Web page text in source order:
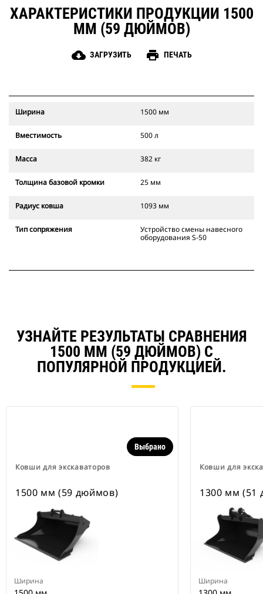
ХАРАКТЕРИСТИКИ ПРОДУКЦИИ 1500
ММ (59 ДЮЙМОВ)
cloud_download ЗАГРУЗИТЬ print ПЕЧАТЬ
Ширина 1500 мм
Вместимость 500 л
Масса 382 кг
Толщина базовой кромки 25 мм
Радиус ковша 1093 мм
Тип сопряжения
Устройство смены навесного
оборудования S-50
УЗНАЙТЕ РЕЗУЛЬТАТЫ СРАВНЕНИЯ
1500 ММ (59 ДЮЙМОВ) С
ПОПУЛЯРНОЙ ПРОДУКЦИЕЙ.
Ковши для экскаваторов
Выбрано
1500 мм (59 дюймов)
Ширина
Ковши для
1300 мм (51
Ширина